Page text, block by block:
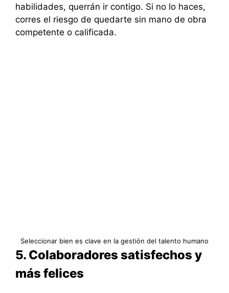
habilidades, querrán ir contigo. Si no lo haces,
corres el riesgo de quedarte sin mano de obra
competente o calificada.
Seleccionar bien es clave en la gestión del talento humano
5. Colaboradores satisfechos y
más felices